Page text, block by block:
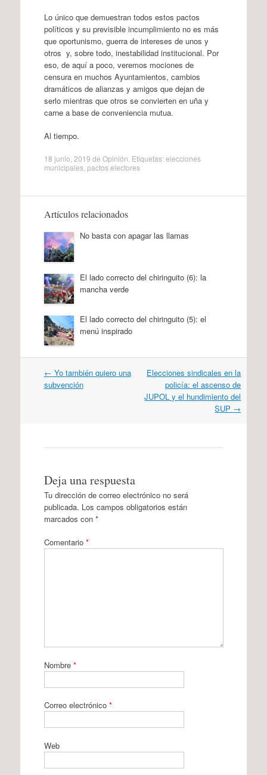
Lo único que demuestran todos estos pactos
políticos y su previsible incumplimiento no es más
que oportunismo, guerra de intereses de unos y
otros y, sobre todo, inestabilidad institucional. Por
eso, de aquí a poco, veremos mociones de
censura en muchos Ayuntamientos, cambios
dramáticos de alianzas y amigos que dejan de
serlo mientras que otros se convierten en uña y
carne a base de conveniencia mutua.
Al tiempo.
18 junio, 2019 de Opinión . Etiquetas:elecciones
municipales, pactos electores
Artículos relacionados
No basta con apagar las llamas
El lado correcto del chiringuito (6): la
mancha verde
El lado correcto del chiringuito (5): el
menú inspirado
Navegación
por
← Yo también quiero una
subvención
Elecciones sindicales en la
policía: el ascenso de
JUPOL y el hundimiento del
SUP →
Deja una respuesta
Tu dirección de correo electrónico no será
publicada. Los campos obligatorios están
marcados con *
Comentario *
Nombre *
Correo electrónico *
Web